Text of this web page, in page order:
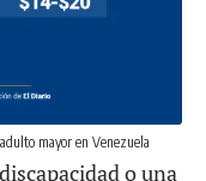
mayor en Venezuela
o una